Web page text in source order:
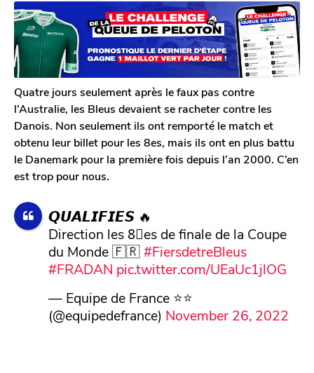
a
n
s
a
g
o
r
T
o
m
G
a
l
e
r
o
n
s
a
Quatre jours seulement après le faux pas contre
l’Australie, les Bleus devaient se racheter contre les
Danois. Non seulement ils ont remporté le match et
obtenu leur billet pour les 8es, mais ils ont en plus battu
le Danemark pour la première fois depuis l’an 2000. C’en
est trop pour nous.
𝙌𝙐𝘼𝙇𝙄𝙁𝙄𝙀𝙎 🔥
Direction les 8⃣es de finale de la Coupe
du Monde 🇫🇷#FiersdetreBleus
#FRADAN pic.twitter.com/UEaUc1jlOG
— Equipe de France ⭐⭐
(@equipedefrance) November 26, 2022